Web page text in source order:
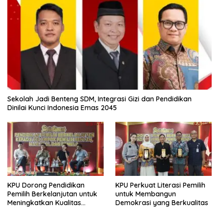
Sekolah Jadi Benteng SDM, Integrasi Gizi dan Pendidikan
Dinilai Kunci Indonesia Emas 2045
KPU Dorong Pendidikan
Pemilih Berkelanjutan untuk
Meningkatkan Kualitas
KPU Perkuat Literasi Pemilih
untuk Membangun
Demokrasi yang Berkualitas